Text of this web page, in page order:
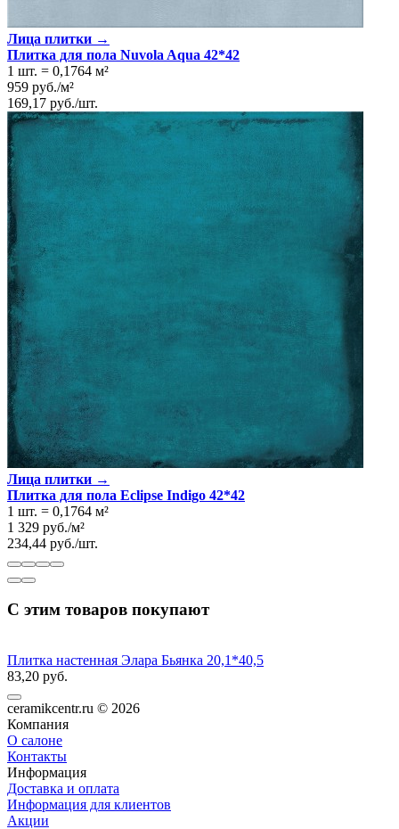
Лица плитки →
Плитка для пола Nuvola Aqua 42*42
1 шт. = 0,1764 м²
959 руб./м²
169,17 руб./шт.
Лица плитки →
Плитка для пола Eclipse Indigo 42*42
1 шт. = 0,1764 м²
1 329 руб./м²
234,44 руб./шт.
С этим товаров покупают
Плитка настенная Элара Бьянка 20,1*40,5
83,20 руб.
ceramikcentr.ru © 2026
Компания
О салоне
Контакты
Информация
Доставка и оплата
Информация для клиентов
Акции